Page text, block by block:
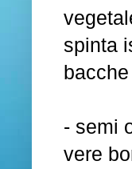
spinta
- semi
vere